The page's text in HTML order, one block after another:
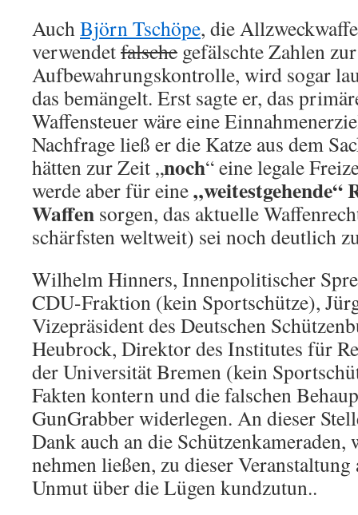
AuchBjörn Tschöpe, die
verwendetfalsche gefälschte Zahlen zur
Aufbewahrungskontrolle, wird sogar
das bemängelt. Erst sagte er, das
Waffensteuer wäre eine
Nachfrage ließ er die Katze aus dem
hätten zur Zeit „noch“ eine legale
werde aber für eine„weitestgehende“
Waffen sorgen, das aktuelle
schärfsten weltweit) sei noch deutlich
Wilhelm Hinners, Innenpolitischer
CDU-Fraktion (kein Sportschütze),
Vizepräsident des Deutschen
Heubrock, Direktor des Institutes für
der Universität Bremen (kein
Fakten kontern und die falschen
GunGrabber widerlegen. An dieser
Dank auch an die Schützenkameraden,
nehmen ließen, zu dieser
Unmut über die Lügen kundzutun..